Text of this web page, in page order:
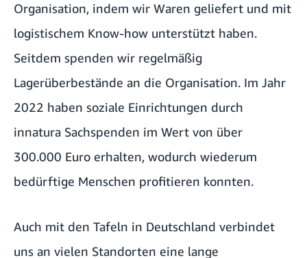
Organisation, indem wir Waren geliefert und mit
logistischem Know-how unterstützt haben.
Seitdem spenden wir regelmäßig
Lagerüberbestände an die Organisation. Im Jahr
2022 haben soziale Einrichtungen durch
innatura Sachspenden im Wert von über
300.000 Euro erhalten, wodurch wiederum
bedürftige Menschen profitieren konnten.
Auch mit den Tafeln in Deutschland verbindet
uns an vielen Standorten eine lange